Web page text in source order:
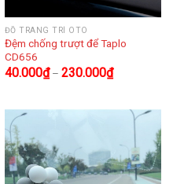
ĐỒ TRANG TRÍ OTO
Đệm chống trượt để Taplo
CD656
40.000₫– 230.000₫